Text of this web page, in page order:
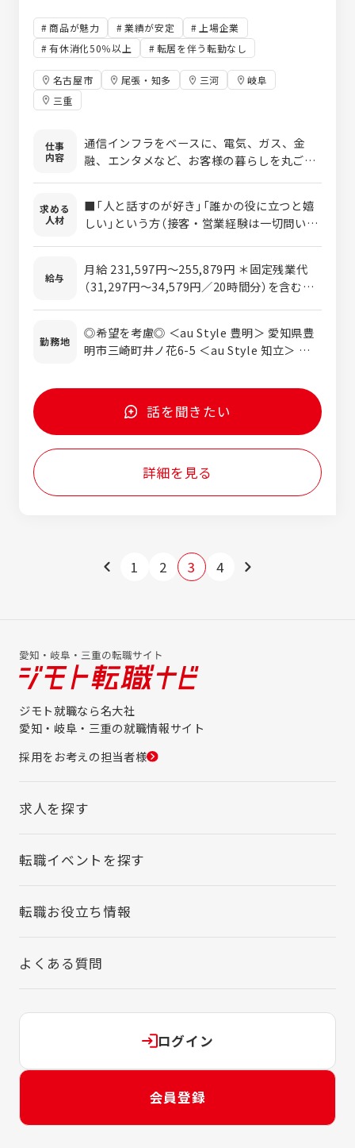
商品が魅力 業績が安定
上場企業
有休消化50％以上
転居を伴う転勤なし
名古屋市 尾張・知多 三河
岐阜
三重
仕事
内容
通信インフラをベースに、電気、ガス、金
融、エンタメなど、お客様の暮らしを丸ごと
にある、お客様の“豊かな暮らし”をデザイン
する。 私たちがメインで展開するのは、単な
る携帯ショップではなく、最先端のライフデ
ザインを提案する「au Style」です。 ▼ 「au
Style」を扱える、私たちの圧倒的な希少価値
「au Style」は、KDDIの直営店と同等のハイ
た代理店しか運営を認められていません。
KDDIから直接出資を受ける一次代理店であ
からこそ任されている、業界内でも希少価値
の高いプレミアムなブランド店舗です。 ▼ 主
な業務内容 ご来店されたお客様への接客・受
付対応や、ライフデザインの提案をお任せし
更や新規契約だけでなく、お客様のライフス
タイルに合わせて、KDDIの各種ライフライ
企画・運営、店内のレイアウトやPOP作成な
ど、店舗のファンを増やす仕掛けづくり。 ・
お届けします。 ▼ ゼロから「選ばれるプロ」
になる教育体制 集合研修で基礎を学んだあ
と、教育担当の先輩がマンツーマンで、仕事
の流れや商品知識を一つひとつ丁寧に教えま
す。スマホ以外のサービスも扱うため難しく
感じるかもしれませんが、手厚いフォロー体
制があるため、未経験からでも確実に「1つ上
くゆくは店舗運営を学びながら、多彩なポス
スペシャリスト：イベント営業（0➔1を創る
育、総務などへのキャリアチェンジ）
求める
人材
■「人と話すのが好き」「誰かの役に立つと嬉
しい」という方（接客・営業経験は一切問いま
しっかり確保したい方 ■大手グループの安定
した基盤で、地元（愛知・岐阜・三重）に根を
張って長く働きたい方 ■スマホだけでなく、
ライフラインの知識を身につけて「自分の市
場価値を高めたい」方
給与
月給 231,597円～255,879円 ＊固定残業代
（31,297円～34,579円／20時間分）を含む。
用期間（最大3ヶ月）17,000円/月、 試用期間
終了後（3ヶ月）8,500円/月の支給（試用期間終
考慮のうえ決定します。
勤務地
◎希望を考慮◎ ＜au Style 豊明＞ 愛知県豊
明市三崎町井ノ花6-5 ＜au Style 知立＞ 愛知
と安城＞ 愛知県安城市大東町9-30ららぽ
ーと安城3F ＜au Style イオンスタイル岡崎
＞ 愛知県岡崎市戸崎町字ばら山1-1イオン岡
崎南3F ＜au Style 三好南＞ 愛知県みよし市
三好町西荒田100-7 ＜au Style 豊田山之手＞
愛知県豊田市山之手5-93-1 ＜au Style イオ
ンモールナゴヤドーム前＞ 愛知県名古屋市東
＞ 愛知県名古屋市熱田区六野1-2-11イオン
モール熱田1F ＜au Style ポートウォークみ
＞ 三重県津市桜橋3-67-1 ＜au Style 桑名東
＞ 三重県桑名市東方334-2 ＜au Style 鈴鹿
Style イオンタウン津城山＞ 三重県津市久居
小野辺町1130-7 ＜au Style イオンモール土
岐＞ 岐阜県土岐市土岐津町土岐口1372-1 イ
話を聞きたい
詳細を見る
1 2 3 4
ジモト就職なら名大社
愛知・岐阜・三重の就職情報サイト
採用をお考えの担当者様
求人を探す
転職イベントを探す
転職お役立ち情報
よくある質問
ログイン
会員登録